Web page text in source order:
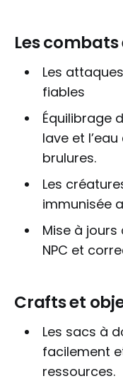
Les
Les
fiables
Équilibrage
lave et
brulures.
Les
immunisée
Mise à
NPC et
Crafts et
Les sacs à
facilement
ressources.